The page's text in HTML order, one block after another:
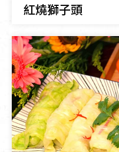
紅燒獅子頭